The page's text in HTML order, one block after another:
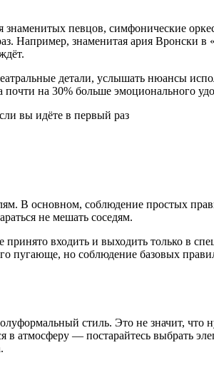
певцов, симфонические
Например, знаменитая ария Вронски
детали, услышать нюансы
на 30% больше эмоционального
В основном, соблюдение простых
не мешать соседям.
входить и выходить только в
пугающе, но соблюдение базовых
стиль. Это не значит,
в атмосферу — постарайтесь выбрать